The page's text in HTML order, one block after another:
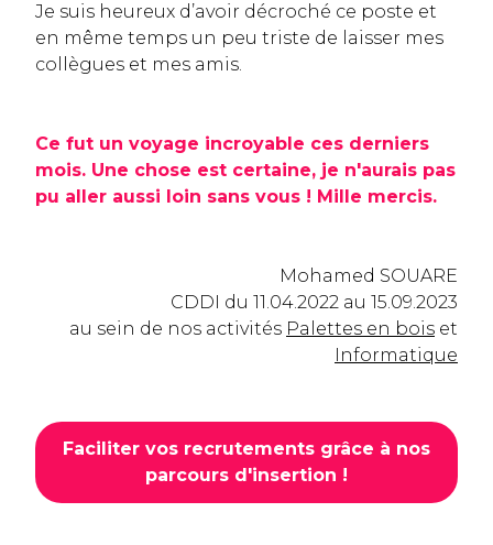
Je suis heureux d’avoir décroché ce poste et
en même temps un peu triste de laisser mes
collègues et mes amis.
Ce fut un voyage incroyable ces derniers
mois. Une chose est certaine, je n'aurais pas
pu aller aussi loin sans vous ! Mille mercis.
Mohamed SOUARE
CDDI du 11.04.2022 au 15.09.2023
au sein de nos activités Palettes en bois et
Informatique
Faciliter vos recrutements grâce à nos
parcours d'insertion !